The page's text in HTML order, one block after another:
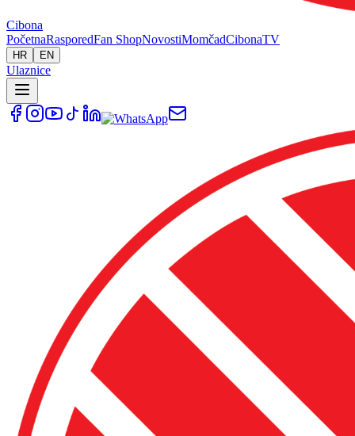
Cibona
PočetnaRasporedFan ShopNovostiMomčadCibonaTV
HR EN
Ulaznice